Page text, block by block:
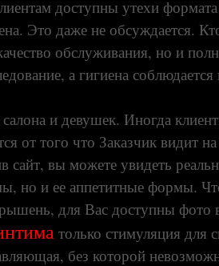
доступны утехи
Это даже не обсуждается.
обслуживания, но и
а гигиена
и девушек. Иногда
от того что Заказчик
сайт, вы можете увидеть
но и ее аппетитные формы.
для Вас доступны фото
только стимуляция для
без которой